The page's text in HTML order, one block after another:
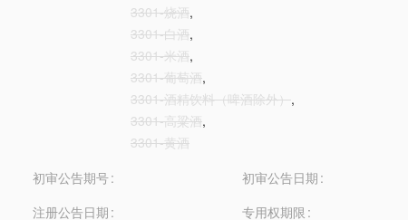
3301-烧酒,
3301-白酒,
3301-米酒,
3301-葡萄酒,
3301-酒精饮料（啤酒除外）,
3301-高粱酒,
3301-黄酒
初审公告期号
初审公告日期
注册公告日期
专用权期限